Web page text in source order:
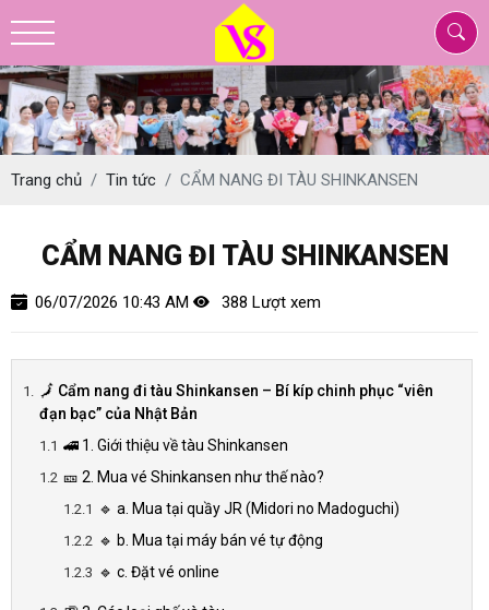
Trang chủ Tin tức CẨM NANG ĐI TÀU SHINKANSEN
CẨM NANG ĐI TÀU SHINKANSEN
06/07/2026 10:43 AM 388 Lượt xem
🗾 Cẩm nang đi tàu Shinkansen – Bí kíp chinh phục “viên
đạn bạc” của Nhật Bản
🚄 1. Giới thiệu về tàu Shinkansen
🎫 2. Mua vé Shinkansen như thế nào?
🔹 a. Mua tại quầy JR (Midori no Madoguchi)
🔹 b. Mua tại máy bán vé tự động
🔹 c. Đặt vé online